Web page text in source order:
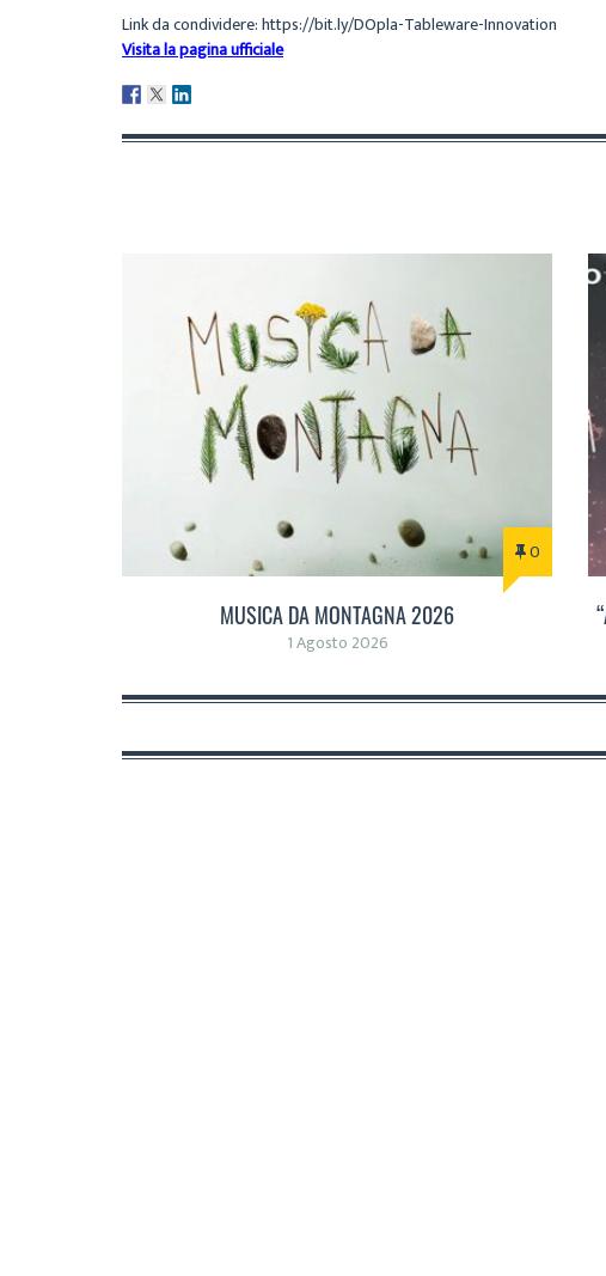
Link da condividere: https://bit.ly/DOpla-Tableware-Innovation
Visita la pagina ufficiale
0
MUSICA DA MONTAGNA 2026
1 Agosto 2026